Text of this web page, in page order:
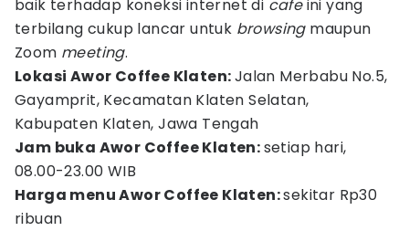
baik terhadap koneksi internet di cafeini yang
terbilang cukup lancar untuk browsing maupun
Zoom meeting.
Lokasi Awor Coffee Klaten:Jalan Merbabu No.5,
Gayamprit, Kecamatan Klaten Selatan,
Kabupaten Klaten, Jawa Tengah
Jam buka Awor Coffee Klaten:setiap hari,
08.00-23.00 WIB
Harga menu Awor Coffee Klaten:sekitar Rp30
ribuan